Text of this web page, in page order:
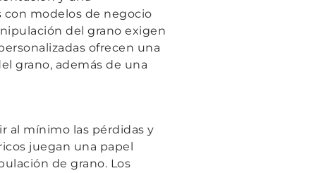
modelos de negocio
del grano exigen
ofrecen una
grano, además de una
al mínimo las pérdidas y
juegan una papel
de grano. Los